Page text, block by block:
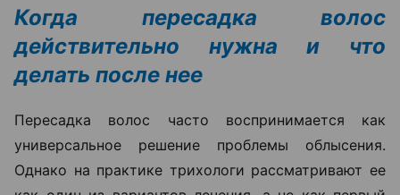
Когда пересадка волос
действительно нужна и что
делать после нее
Пересадка волос часто воспринимается как
универсальное решение проблемы облысения.
Однако на практике трихологи рассматривают ее